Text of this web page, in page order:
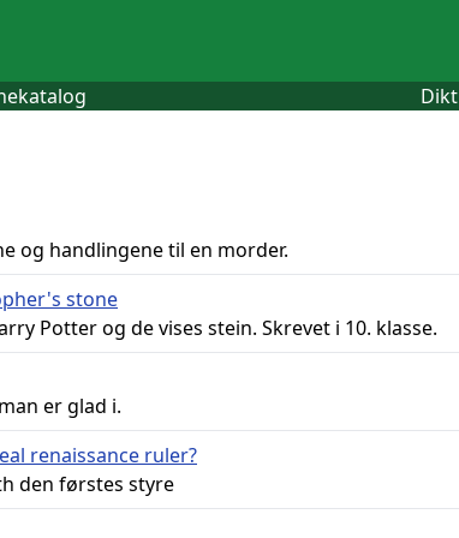
Dikt
og handlingene til en morder.
stone
Potter og de vises stein. Skrevet i 10. klasse.
er glad i.
renaissance ruler?
den førstes styre